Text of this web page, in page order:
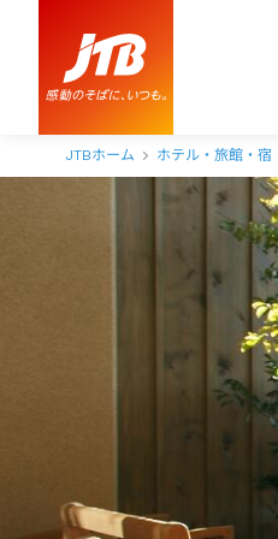
JTBホーム ホテル・旅館・宿